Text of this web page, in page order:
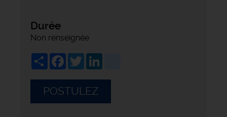
Durée
Non renseignée
ShareFacebook
Twitter
POSTULEZ